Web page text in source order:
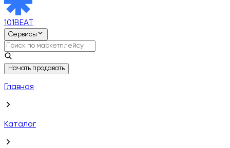
101BEAT
Сервисы
Начать продавать
Главная
Каталог